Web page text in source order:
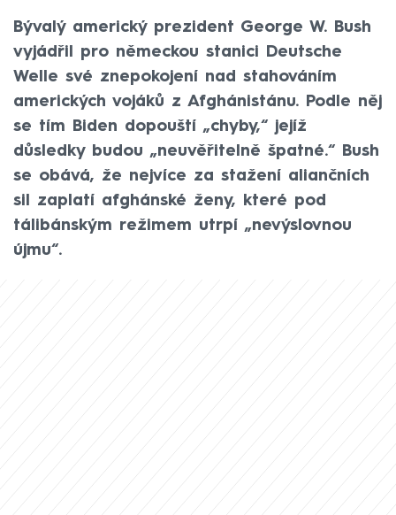
Bývalý americký prezident George W. Bush
vyjádřil pro německou stanici Deutsche
Welle své znepokojení nad stahováním
amerických vojáků z Afghánistánu. Podle něj
se tím Biden dopouští „chyby,“ jejíž
důsledky budou „neuvěřitelně špatné.“ Bush
se obává, že nejvíce za stažení aliančních
sil zaplatí afghánské ženy, které pod
tálibánským režimem utrpí „nevýslovnou
újmu“.